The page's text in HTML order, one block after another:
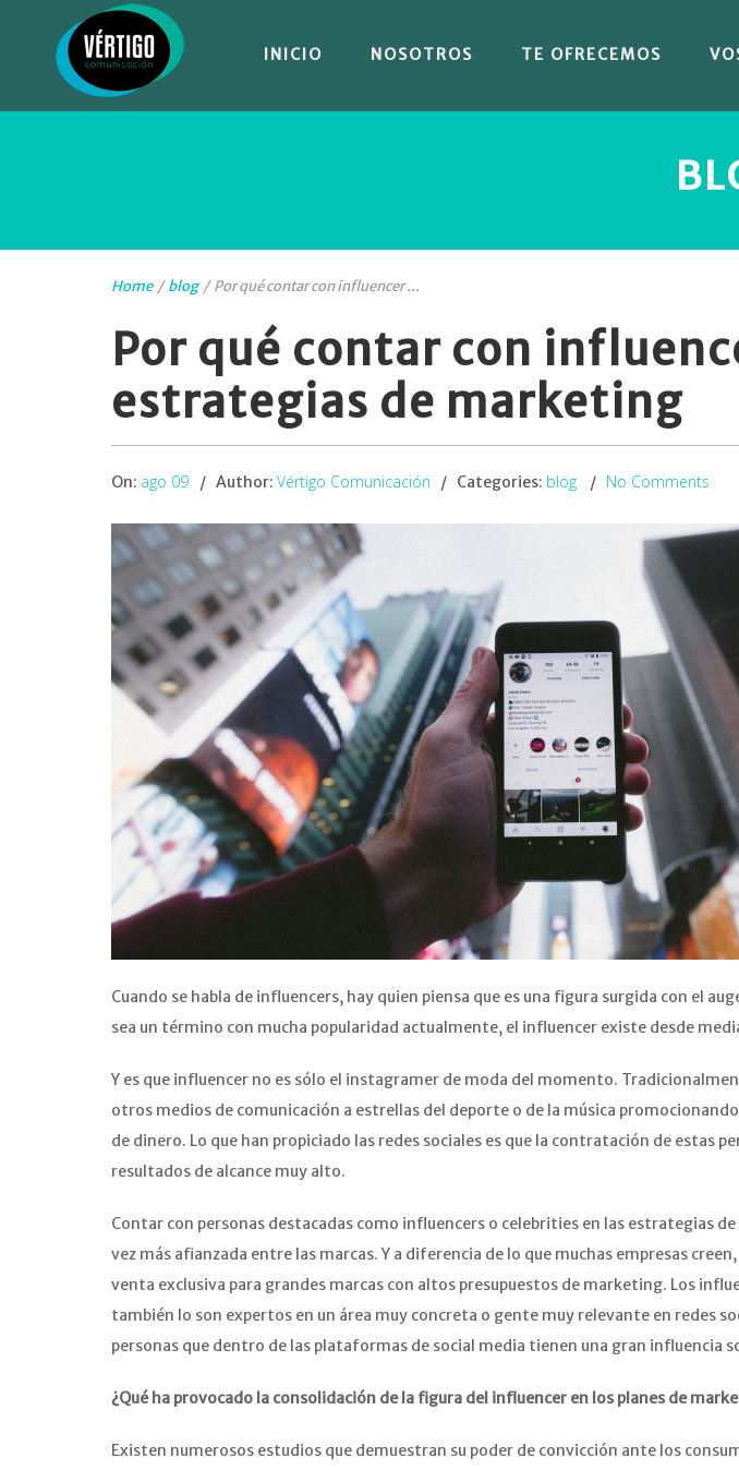
INICIO NOSOTROS TE OFRECEMOS
Home /blog /Por qué contar con influencer ...
Por qué contar con
estrategias de marketing
On: ago 09 Author: Vértigo Comunicación Categories: blog No Comments
Cuando se habla de influencers, hay quien piensa que es una figura surgida con el
sea un término con mucha popularidad actualmente, el influencer existe desde
Y es que influencer no es sólo el instagramer de moda del momento.
otros medios de comunicación a estrellas del deporte o de la música
de dinero. Lo que han propiciado las redes sociales es que la contratación de estas
resultados de alcance muy alto.
Contar con personas destacadas como influencers o celebrities en las estrategias
vez más afianzada entre las marcas. Y a diferencia de lo que muchas empresas
venta exclusiva para grandes marcas con altos presupuestos de marketing. Los
también lo son expertos en un área muy concreta o gente muy relevante en redes
personas que dentro de las plataformas de social media tienen una gran influencia
¿Qué ha provocado la consolidación de la figura del influencer en los planes de
Existen numerosos estudios que demuestran su poder de convicción ante los